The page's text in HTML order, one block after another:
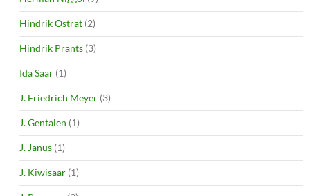
Hindrik Ostrat (2)
Hindrik Prants (3)
Ida Saar (1)
J. Friedrich Meyer (3)
J. Gentalen (1)
J. Janus (1)
J. Kiwisaar (1)